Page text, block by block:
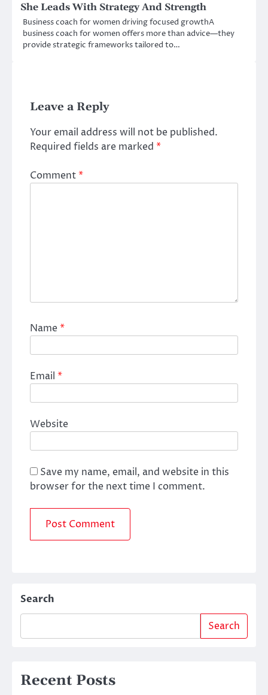
She Leads With Strategy And Strength
Business coach for women driving focused growthA
business coach for women offers more than advice—they
provide strategic frameworks tailored to…
Leave a Reply
Your email address will not be published.
Required fields are marked *
Comment*
Name*
Email *
Website
Save my name, email, and website in this
browser for the next time I comment.
Search
Search
Recent Posts